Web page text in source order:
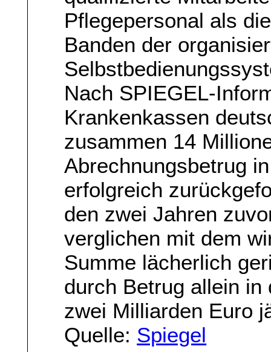
Pflegepersonal als
Banden der
Nach SPIEGEL-
Krankenkassen
zusammen 14
Abrechnungsbetrug
erfolgreich
den zwei Jahren
verglichen mit dem
Summe lächerlich
durch Betrug allein in
zwei Milliarden Euro
Quelle: Spiegel